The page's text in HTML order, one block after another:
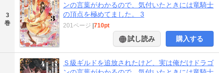
3
巻
ンの言葉がわかるので、気付いたときには竜騎士
の頂点を極めてました。 3
201ページ |710pt
試し読み 購入する
Ｓ級ギルドを追放されたけど、実は俺だけドラゴ